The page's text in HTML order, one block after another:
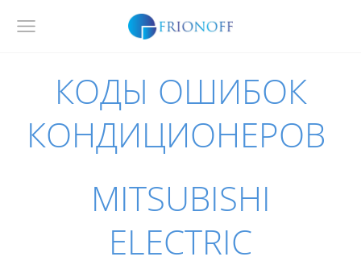
КОДЫ ОШИБОК
КОНДИЦИОНЕРОВ
MITSUBISHI
ELECTRIC